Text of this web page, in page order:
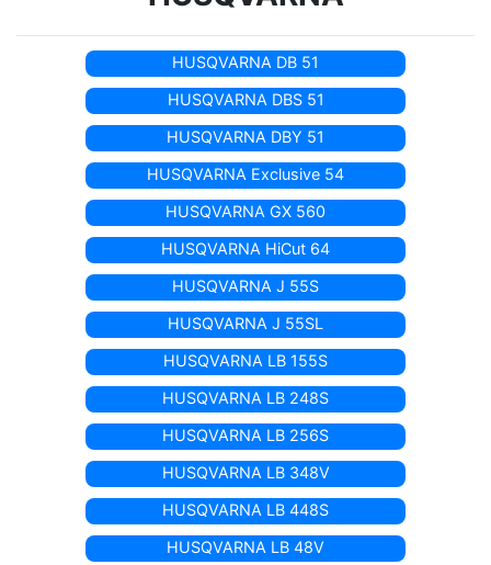
HUSQVARNA DB 51
HUSQVARNA DBS 51
HUSQVARNA DBY 51
HUSQVARNA Exclusive 54
HUSQVARNA GX 560
HUSQVARNA HiCut 64
HUSQVARNA J 55S
HUSQVARNA J 55SL
HUSQVARNA LB 155S
HUSQVARNA LB 248S
HUSQVARNA LB 256S
HUSQVARNA LB 348V
HUSQVARNA LB 448S
HUSQVARNA LB 48V